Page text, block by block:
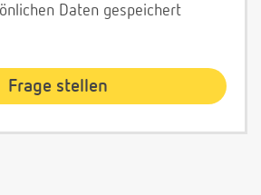
Daten gespeichert